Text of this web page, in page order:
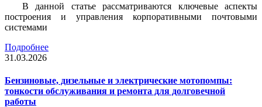
В данной статье рассматриваются ключевые аспекты
построения и управления корпоративными почтовыми
системами
Подробнее
31.03.2026
Бензиновые, дизельные и электрические мотопомпы:
тонкости обслуживания и ремонта для долговечной
работы